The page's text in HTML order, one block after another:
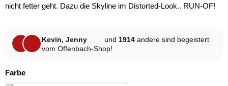
nicht fetter geht. Dazu die Skyline im Distorted-Look.. RUN-OF!
Kevin, Jenny und 1914 andere sind begeistert
vom Offenbach-Shop!
Farbeauswählen